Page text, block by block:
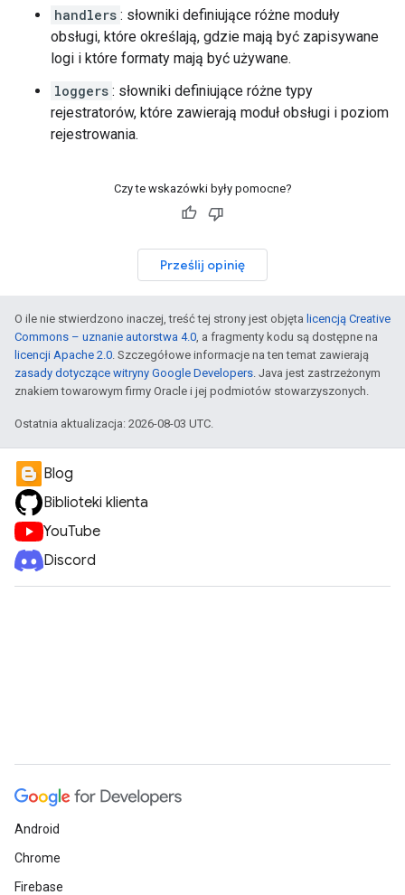
handlers : słowniki definiujące różne moduły
obsługi, które określają, gdzie mają być zapisywane
logi i które formaty mają być używane.
loggers : słowniki definiujące różne typy
rejestratorów, które zawierają moduł obsługi i poziom
rejestrowania.
Czy te wskazówki były pomocne?
Prześlij opinię
O ile nie stwierdzono inaczej, treść tej strony jest objęta licencją Creative
Commons – uznanie autorstwa 4.0, a fragmenty kodu są dostępne na
licencji Apache 2.0. Szczegółowe informacje na ten temat zawierają
zasady dotyczące witryny Google Developers. Java jest zastrzeżonym
znakiem towarowym firmy Oracle i jej podmiotów stowarzyszonych.
Ostatnia aktualizacja: 2026-08-03 UTC.
Blog
Biblioteki klienta
YouTube
Discord
Android
Chrome
Firebase